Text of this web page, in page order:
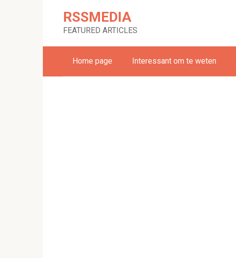
RSSMEDIA
FEATURED ARTICLES
Home page Interessant om te weten